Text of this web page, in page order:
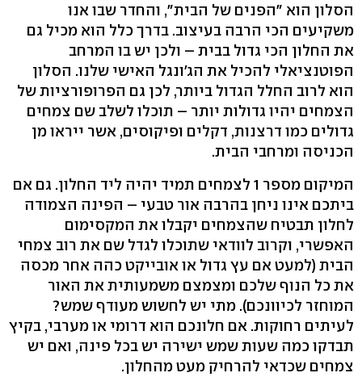
הסלון הוא "הפנים של הבית", והחדר שבו אנו
משקיעים הכי הרבה בעיצוב. בדרך כלל הוא מכיל גם
את החלון הכי גדול בבית – ולכן יש בו המרחב
הפוטנציאלי להכיל את הג'ונגל האישי שלנו. הסלון
הוא לרוב החלל הגדול ביותר, לכן גם הפרופורציות של
הצמחים יהיו גדולות יותר – תוכלו לשלב שם צמחים
גדולים כמו דרצנות, דקלים ופיקוסים, אשר ייראו מן
הכניסה ומרחבי הבית.
המיקום מספר 1 לצמחים תמיד יהיה ליד החלון. גם אם
ביתכם אינו ניחן בהרבה אור טבעי – הפינה הצמודה
לחלון תבטיח שהצמחים יקבלו את המקסימום
האפשרי, וקרוב לוודאי שתוכלו לגדל שם את רוב צמחי
הבית (למעט אם עץ גדול או אובייקט כהה אחר מכסה
את כל הנוף שלכם ומצמצם משמעותית את האור
המוחזר לכיוונכם). מתי יש לחשוש מעודף שמש?
לעיתים רחוקות. אם חלונכם הוא דרומי או מערבי, בקיץ
תבדקו כמה שעות שמש ישירה יש בכל פינה, ואם יש
צמחים שכדאי להרחיק מעט מהחלון.